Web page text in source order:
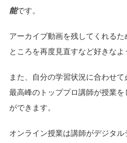
能です。
アーカイブ動画を残してくれる
ところを再度見直すなど好きなよ
また、自分の学習状況に合わせて
最高峰のトッププロ講師が授業
ができます。
オンライン授業は講師がデジタ